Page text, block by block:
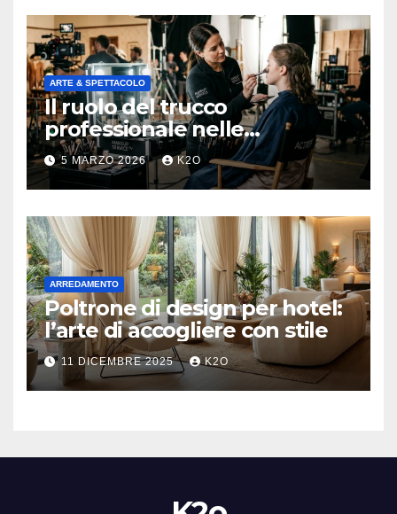
ARTE & SPETTACOLO
Il ruolo del trucco
professionale nelle
produzioni televisive e
cinematografiche moderne
5 MARZO 2026 K2O
ARREDAMENTO
Poltrone di design per hotel:
l’arte di accogliere con stile
11 DICEMBRE 2025 K2O